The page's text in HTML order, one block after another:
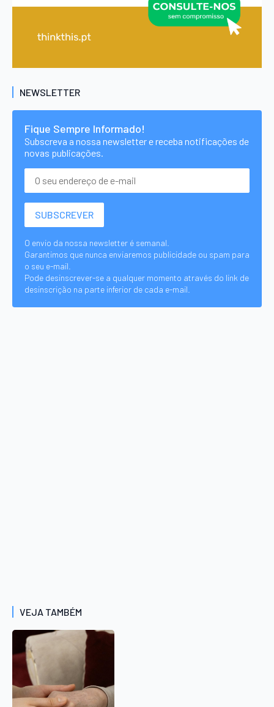
NEWSLETTER
Fique Sempre Informado!
Subscreva a nossa newsletter e receba notificações de
novas publicações.
O envio da nossa newsletter é semanal.
Garantimos que nunca enviaremos publicidade ou spam para
o seu e-mail.
Pode desinscrever-se a qualquer momento através do link de
desinscrição na parte inferior de cada e-mail.
VEJA TAMBÉM